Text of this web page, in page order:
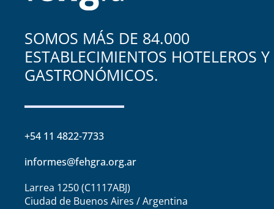
SOMOS MÁS DE 84.000
ESTABLECIMIENTOS HOTELEROS Y
GASTRONÓMICOS.
+54 11 4822-7733
informes@fehgra.org.ar
Larrea 1250 (C1117ABJ)
Ciudad de Buenos Aires / Argentina